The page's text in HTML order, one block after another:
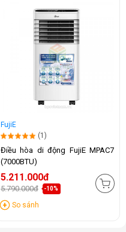
FujiE
(1)
Điều hòa di động FujiE MPAC7
(7000BTU)
5.211.000đ
5.790.000đ -10%
So sánh